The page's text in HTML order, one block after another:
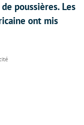
poussières. Les
ont mis